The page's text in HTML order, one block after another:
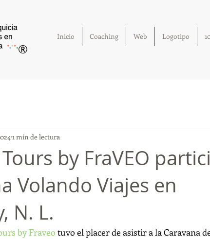
®
Inicio Coaching Web Logotipo
by FraVEO
Volando Viajes en
N. L.
1 min de lectura
by Fraveo tuvo el placer de asistir a la Caravana